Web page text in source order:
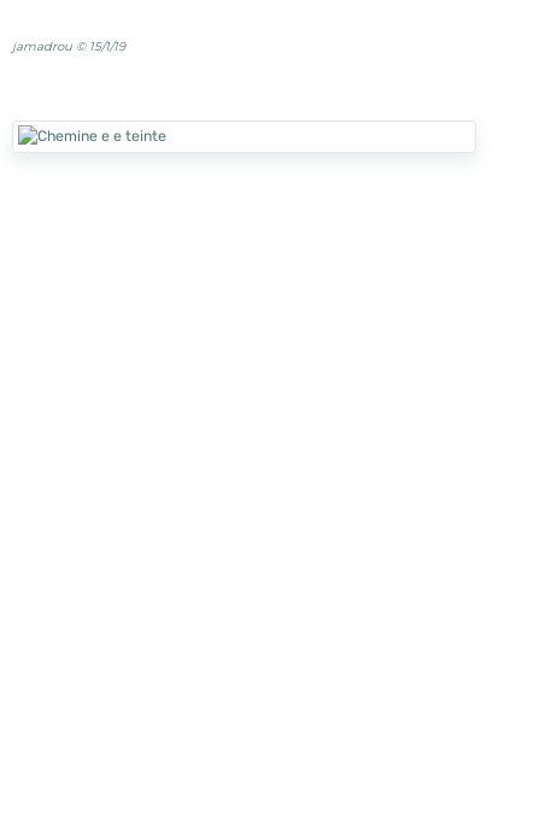
jamadrou © 15/1/19